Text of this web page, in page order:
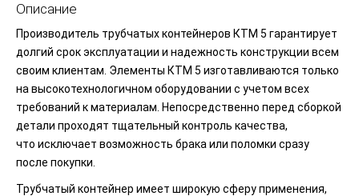
Описание
Производитель трубчатых контейнеров КТМ 5 гарантирует
долгий срок эксплуатации и надежность конструкции всем
своим клиентам. Элементы КТМ 5 изготавливаются только
на высокотехнологичном оборудовании с учетом всех
требований к материалам. Непосредственно перед сборкой
детали проходят тщательный контроль качества,
что исключает возможность брака или поломки сразу
после покупки.
Трубчатый контейнер имеет широкую сферу применения,